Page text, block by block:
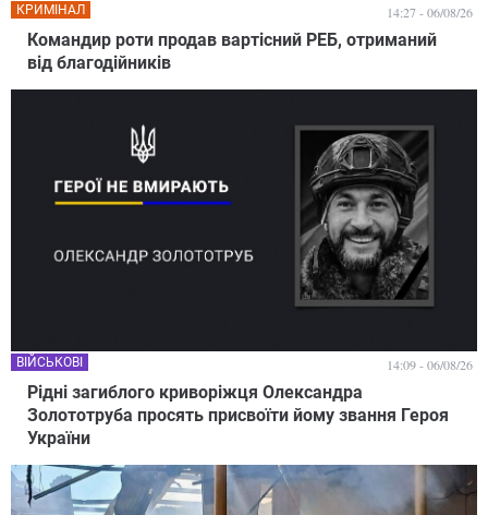
Командир роти продав вартісний РЕБ, отриманий
від благодійників
КРИМІНАЛ 14:27 - 06/08/26
Рідні загиблого криворіжця Олександра
Золототруба просять присвоїти йому звання Героя
України
ВІЙСЬКОВІ 14:09 - 06/08/26